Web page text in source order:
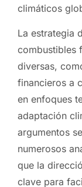
climáticos
La estrategia
combustibles
diversas,
financieros a
en enfoques
adaptación
argumentos
numerosos
que la
clave para